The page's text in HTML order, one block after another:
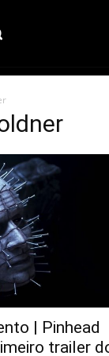
| Pinhead
trailer